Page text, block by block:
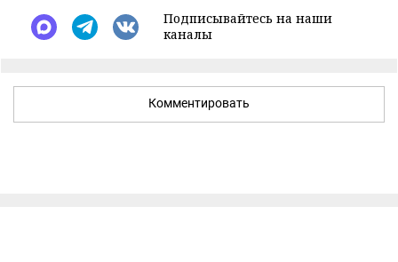
Подписывайтесь на наши
каналы
Комментировать